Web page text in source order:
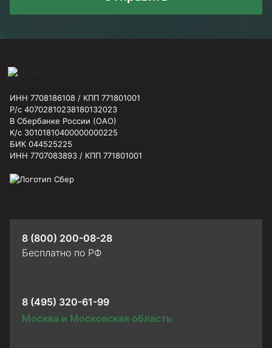
ИНН 7708186108 / КПП 771801001
Р/с 40702810238180132023
В Сбербанке России (ОАО)
К/с 30101810400000000225
БИК 044525225
ИНН 7707083893 / КПП 771801001
8 (800) 200-08-28
Бесплатно по РФ
8 (495) 320-61-99
Москва и Московская область